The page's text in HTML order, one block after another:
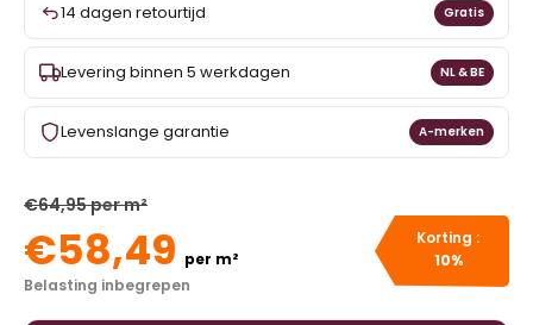
14 dagen retourtijd Gratis
Levering binnen 5 werkdagen NL & BE
Levenslange garantie A-merken
€64,95 per m²
€58,49 per m²
Belasting inbegrepen
Korting :
10%